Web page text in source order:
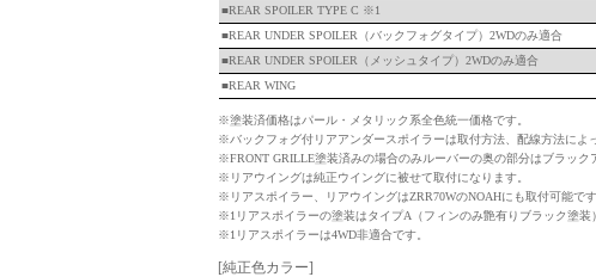
■REAR SPOILER TYPE C ※1
■REAR UNDER SPOILER（バックフォグタイプ）2WDのみ適合
■REAR UNDER SPOILER（メッシュタイプ）2WDのみ適合
■REAR WING
ケースペックオンライン楽天
ケースペックオンラインヤフーショッピング
※塗装済価格はパール・メタリック系全色統一価格です。
※バックフォグ付リアアンダースポイラーは取付方法、配線方法によ
※FRONT GRILLE塗装済みの場合のみルーバーの奥の部分はブラック
※リアウイングは純正ウイングに被せて取付になります。
※リアスポイラー、リアウイングはZRR70WのNOAHにも取付可能です
※1リアスポイラーの塗装はタイプA（フィンのみ艶有りブラック塗
※1リアスポイラーは4WD非適合です。
[純正色カラー]